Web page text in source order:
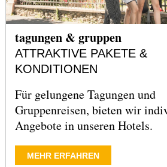
tagungen & gruppen
ATTRAKTIVE PAKETE &
KONDITIONEN
Für gelungene Tagungen und
Gruppenreisen, bieten wir
Angebote in unseren Hotels.
MEHR ERFAHREN